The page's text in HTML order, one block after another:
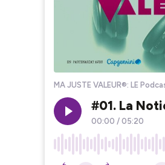
#01. La
00:00 / 05:20